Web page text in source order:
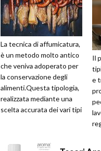
La tecnica di affumicatura,
è un metodo molto antico
che veniva adoperato per
la conservazione degli
alimenti.Questa tipologia,
realizzata mediante una
scelta accurata dei vari tipi
Il
e